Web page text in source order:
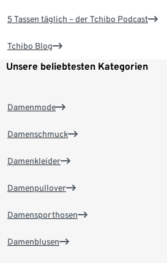
5 Tassen täglich – der Tchibo Podcast
Tchibo Blog
Unsere beliebtesten Kategorien
Damenmode
Damenschmuck
Damenkleider
Damenpullover
Damensporthosen
Damenblusen